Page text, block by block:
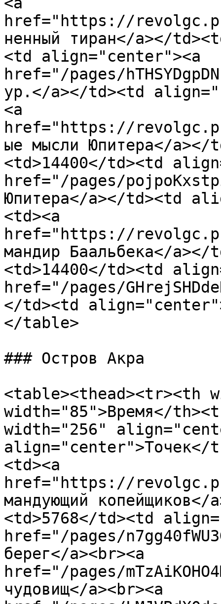
href="https://
ненный тиран</a></
<td align="center"><a
href="/pages/
ур.</a></td><td
<a
href="https://
ые мысли Юпитера</a></
<td>14400</td><td
href="/pages/
Юпитера</a></td><td
<td><a
href="https://
мандир Баальбека</
<td>14400</td><td
href="/pages/
</td><td
</table>
### Остров Акра
<table><thead><tr><th
width="85">Время</
width="256"
align="center">Точек</
<td><a
href="https://
мандующий
<td>5768</td><td
href="/pages/
берег</a><br><a
href="/pages/
чудовищ</a><br><a